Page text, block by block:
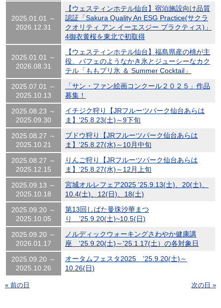
2025.01.01 ～
2026.12.31
【ウェスティンホテル仙台】宿泊施設向け品質
認証「Sakura Quality An ESG Practice(サクラ
クオリティ アン イーエスジー プラクティス)」
4御衣黄桜を東北で初取得
2025.01.01 ～
2026.08.31
【ウェスティンホテル仙台】福島県産の桃が主
役、パフェのようなかき氷とジューシーなカク
テル「ももプリ氷 ＆ Summer Cocktail」
2025.07.01 ～
2025.10.13
「サン・ファン絵画コンクール２０２５」作品
募集！
2025.08.23 ～
2025.09.30
イチジク狩り【JRフルーツパーク仙台あらは
ま】'25.8.23(土)～9下旬
2025.08.27 ～
2025.10.21
ブドウ狩り【JRフルーツパーク仙台あらは
ま】'25.8.27(水)～10月中旬
2025.08.27 ～
2025.12.15
りんご狩り【JRフルーツパーク仙台あらは
ま】’25.8.27(水)～12月上旬
2025.09.13 ～
2025.10.18
宮城オルレフェア2025 '25.9.13(土)、20(土)、
10.4(土)、12(日)、18(土)
2025.09.20 ～
2025.10.05
第13回しばた曼珠沙華まつ
り ’25.9.20(土)~10.5(日)
2025.09.20 ～
2026.01.17
ノルディックウォーキングさわやか健康講
座 '25.9.20(土)～'25.1.17(土）の各対象日
2025.09.20 ～
2025.10.26
オータムフェスタ2025 '25.9.20(土)～
10.26(日)
« 前の日 次の日 »